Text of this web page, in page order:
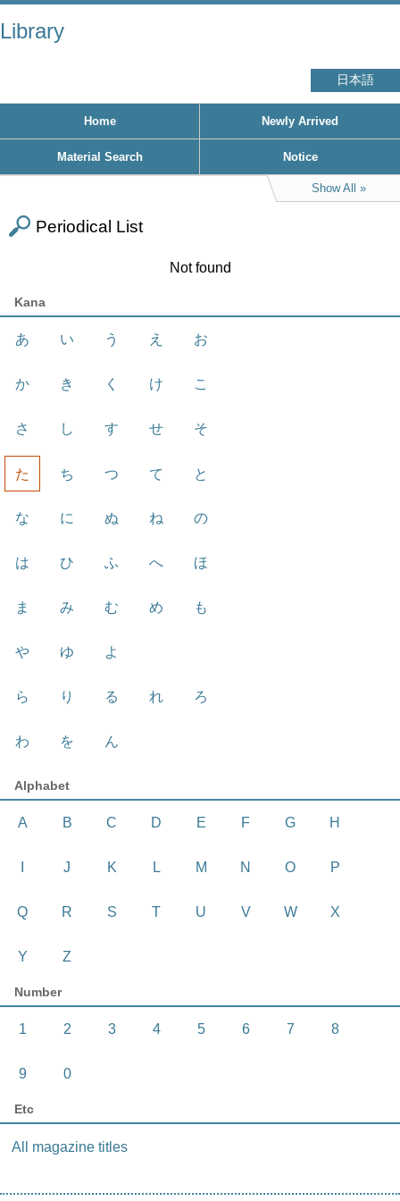
Library
日本語
Home Newly Arrived
Material Search Notice
Show All
Periodical List
Not found
Kana
あ い う え お
か き く け こ
さ し す せ そ
た ち つ て と
な に ぬ ね の
は ひ ふ へ ほ
ま み む め も
や ゆ よ
ら り る れ ろ
わ を ん
Alphabet
A B C D E F G H
J K L M N O P
Q R S T U V W X
Y Z
Number
1 2 3 4 5 6 7 8
9 0
Etc
All magazine titles